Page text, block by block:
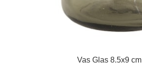
Vas Glas 8.5x9 cm